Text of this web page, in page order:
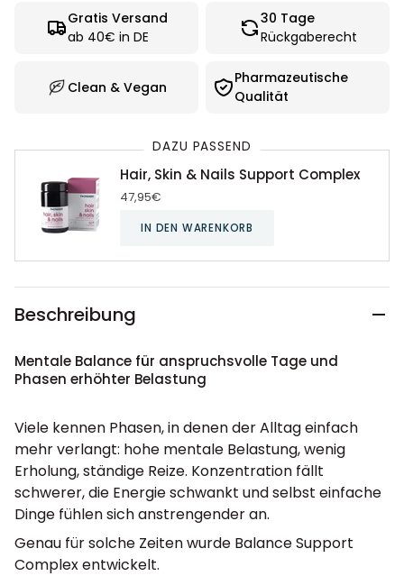
Gratis Versand
ab 40€ in DE
30 Tage
Rückgaberecht
Clean & Vegan
Pharmazeutische
Qualität
DAZU PASSEND
Hair, Skin & Nails Support Complex
47,95€
IN DEN WARENKORB
Beschreibung
Mentale Balance für anspruchsvolle Tage und
Phasen erhöhter Belastung
Viele kennen Phasen, in denen der Alltag einfach
mehr verlangt: hohe mentale Belastung, wenig
Erholung, ständige Reize. Konzentration fällt
schwerer, die Energie schwankt und selbst einfache
Dinge fühlen sich anstrengender an.
Genau für solche Zeiten wurde Balance Support
Complex entwickelt.